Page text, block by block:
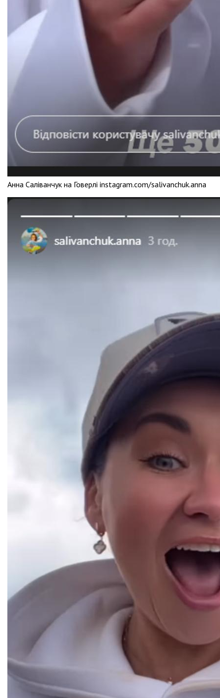
Анна Саліванчук на Говерлі instagram.com/salivanchuk.anna